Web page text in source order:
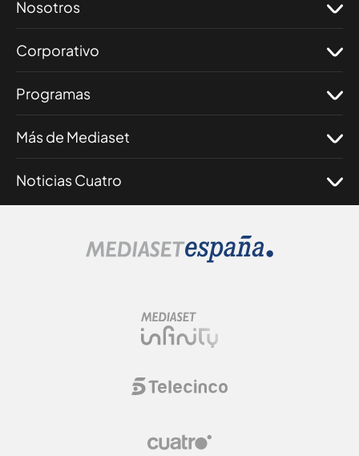
Nosotros
Corporativo
Programas
Más de Mediaset
Noticias Cuatro